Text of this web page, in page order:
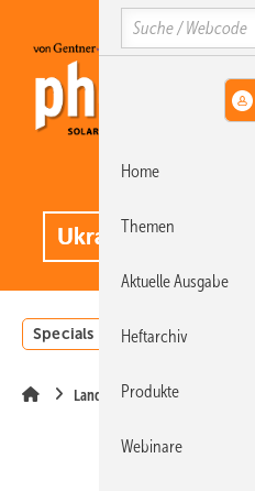
Hauptinhalt
Hauptmenü
SiteSearch
Specials Einstrahlungsatlas
Landwirtschaft
Search
Home
Themen
Aktuelle Ausgabe
Heftarchiv
Produkte
Webinare